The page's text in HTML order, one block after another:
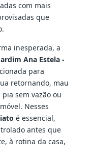
com mais
que
inesperada, a
Ana Estela -
para
retornando, mau
sem vazão ou
Nesses
é essencial,
antes que
à rotina da casa,